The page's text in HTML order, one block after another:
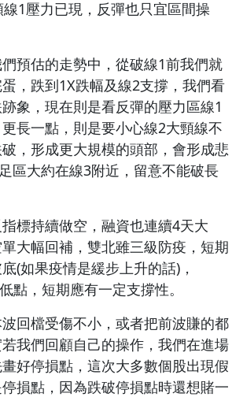
1壓力已現，反彈也只宜區間操
預估的走勢中，從破線1前我們就
，跌到1X跌幅及線2支撐，我們看
象，現在則是看反彈的壓力區線1
長一點，則是要小心線2大頸線不
，形成更大規模的頭部，會形成悲
區大約在線3附近，留意不能破長
標持續做空，融資也連續4天大
大幅回補，雙北雖三級防疫，短期
(如果疫情是緩步上升的話)，
點，短期應有一定支撐性。
回檔受傷不小，或者把前波賺的都
我們回顧自己的操作，我們在進場
好停損點，這次大多數個股出現假
損點，因為跌破停損點時還想賭一